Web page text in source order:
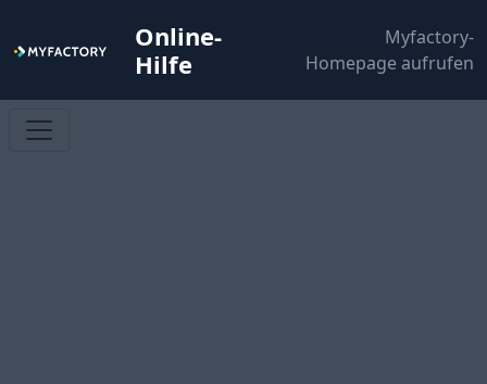
Online-
Hilfe
Myfactory-
Homepage aufrufen